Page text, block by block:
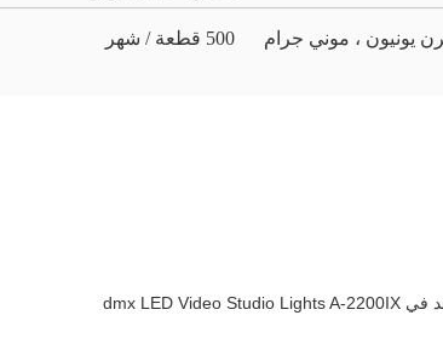
500 قطعة / شهر